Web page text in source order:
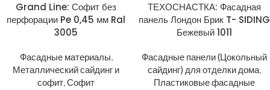
Grand Line: Софит без
перфорации Pe 0,45 мм Ral
3005
Фасадные материалы,
Металлический сайдинг и
софит,Софит
ТЕХОСНАСТКА: Фасадная
панель Лондон Брик T- SIDING
Бежевый 1011
Фасадные панели (Цокольный
сайдинг) для отделки дома,
Пластиковые фасадные